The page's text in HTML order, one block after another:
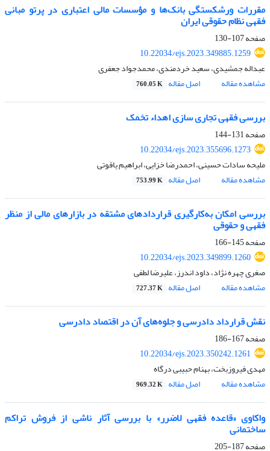
مقررات ورشکستگی بانک‌ها و مؤسسات مالی اعتباری در پرتو مبانی
فقهی نظام حقوقی ایران
صفحه107-130
10.22034/ejs.2023.349885.1259
عبداله جمشیدی، سعید خردمندی، محمدجواد جعفری
مشاهده مقاله
اصل مقاله 760.05 K
بررسی فقهی تجاری سازی اهداء تخمک
صفحه131-144
10.22034/ejs.2023.355696.1273
ملیحه سادات حسینی، احمدرضا خزایی، ابراهیم یاقوتی
مشاهده مقاله
اصل مقاله 753.99 K
بررسی امکان به‌کارگیری قراردادهای مشتقه در بازارهای مالی از منظر
فقهی و حقوقی
صفحه145-166
10.22034/ejs.2023.349899.1260
صغری چهره نژاد، داود اندرز، علیرضا لطفی
مشاهده مقاله
اصل مقاله 727.37 K
نقش قرارداد دادرسی و جلوه‌های آن در اقتصاد دادرسی
صفحه167-186
10.22034/ejs.2023.350242.1261
مهدی فیروزبخت، بهنام حبیبی درگاه
مشاهده مقاله
اصل مقاله 969.32 K
واکاوی «قاعده فقهی لاضرر» با بررسی آثار ناشی از فروش تراکم
ساختمانی
صفحه187-205